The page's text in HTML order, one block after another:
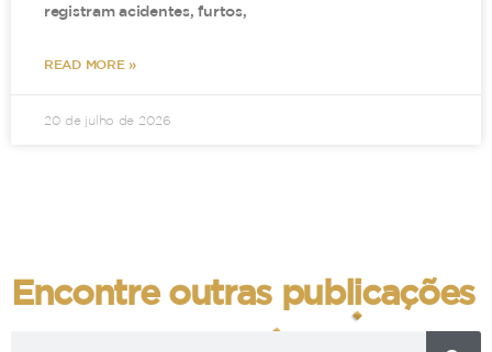
registram acidentes, furtos,
READ MORE »
20 de julho de 2026
Encontre outras publicações